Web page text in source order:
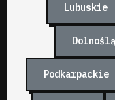
Lubuskie
Podkarpackie